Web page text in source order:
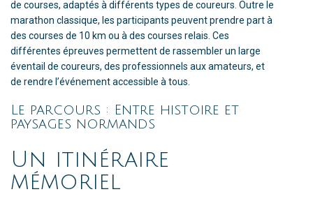
de courses, adaptés à différents types de coureurs. Outre le
marathon classique, les participants peuvent prendre part à
des courses de 10 km ou à des courses relais. Ces
différentes épreuves permettent de rassembler un large
éventail de coureurs, des professionnels aux amateurs, et
de rendre l’événement accessible à tous.
Le parcours : Entre histoire et
paysages normands
Un itinéraire
mémoriel